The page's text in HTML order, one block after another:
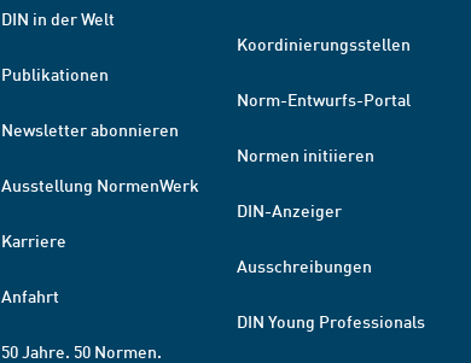
DIN in der Welt
Publikationen
Newsletter abonnieren
Ausstellung NormenWerk
Karriere
Anfahrt
50 Jahre. 50 Normen.
Koordinierungsstellen
Norm-Entwurfs-Portal
Normen initiieren
DIN-Anzeiger
Ausschreibungen
DIN Young Professionals